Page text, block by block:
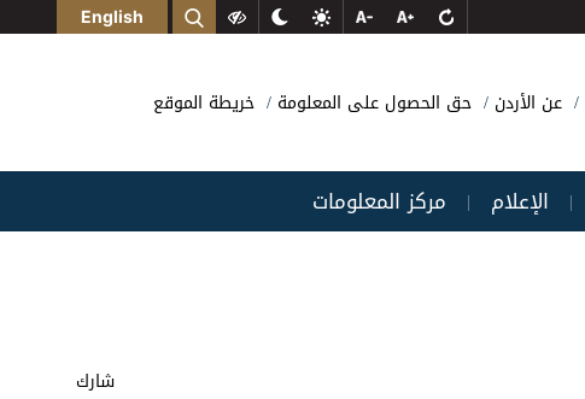
English
عن الأردن حق الحصول على المعلومة خريطة الموقع
| الإعلام | مركز المعلومات
شارك